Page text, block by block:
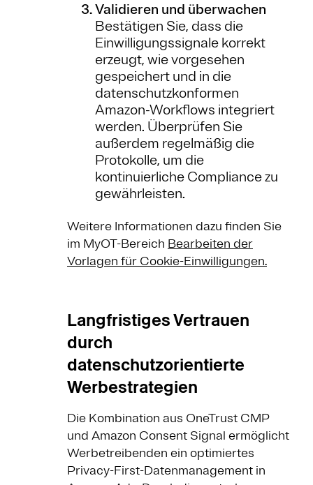
Validieren und überwachen
Bestätigen Sie, dass die
Einwilligungssignale korrekt
erzeugt, wie vorgesehen
gespeichert und in die
datenschutzkonformen
Amazon-Workflows integriert
werden. Überprüfen Sie
außerdem regelmäßig die
Protokolle, um die
kontinuierliche Compliance zu
gewährleisten.
Weitere Informationen dazu finden Sie
im MyOT-Bereich Bearbeiten der
Vorlagen für Cookie-Einwilligungen.
Langfristiges Vertrauen
durch
datenschutzorientierte
Werbestrategien
Die Kombination aus OneTrust CMP
und Amazon Consent Signal ermöglicht
Werbetreibenden ein optimiertes
Privacy-First-Datenmanagement in